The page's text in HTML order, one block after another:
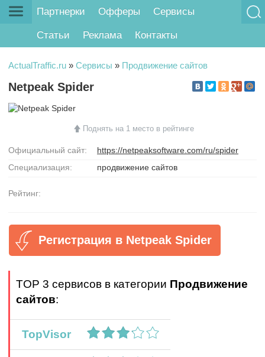
Партнерки Офферы Сервисы
Статьи Реклама Контакты
ActualTraffic.ru » Сервисы » Продвижение сайтов
Netpeak Spider
Поднять на 1 место в рейтинге
Официальный сайт:
https://netpeaksoftware.com/ru/spider
Специализация:
продвижение сайтов
Рейтинг:
Регистрация в Netpeak Spider
TOP 3 сервисов в категории Продвижение
сайтов:
TopVisor